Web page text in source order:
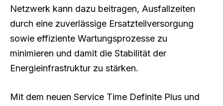
Netzwerk kann dazu beitragen, Ausfallzeiten
durch eine zuverlässige Ersatzteilversorgung
sowie effiziente Wartungsprozesse zu
minimieren und damit die Stabilität der
Energieinfrastruktur zu stärken.
Mit dem neuen Service Time Definite Plus und